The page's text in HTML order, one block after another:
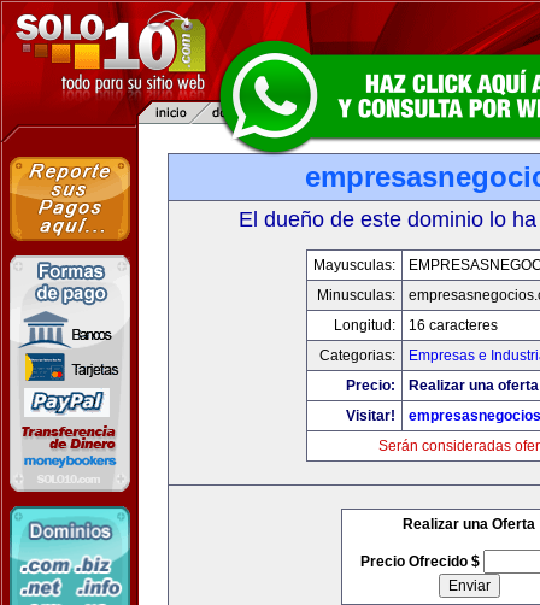
El dueño de este dominio lo
Mayusculas:
Minusculas:
Longitud:
16 caracteres
Categorias:
Empresas e
Precio:
Realizar una
Visitar!
Serán consideradas
Realizar una Oferta
Precio Ofrecido $